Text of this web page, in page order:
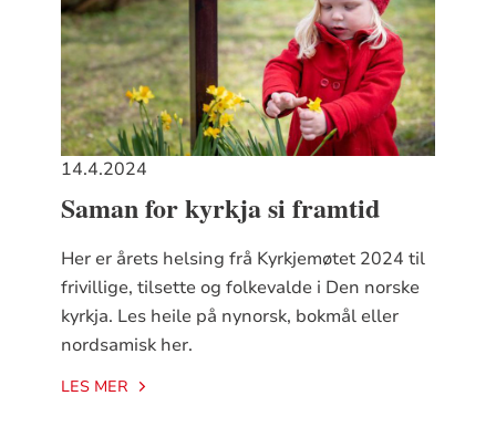
14.4.2024
Saman for kyrkja si framtid
Her er årets helsing frå Kyrkjemøtet 2024 til
frivillige, tilsette og folkevalde i Den norske
kyrkja. Les heile på nynorsk, bokmål eller
nordsamisk her.
LES MER